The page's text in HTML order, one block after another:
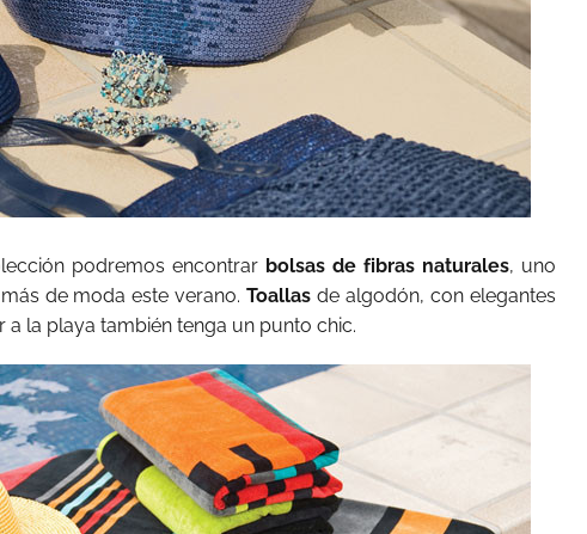
podremos encontrar bolsas de fibras naturales, uno
de moda este verano.Toallas de algodón, con elegantes
a la playa también tenga un punto chic.